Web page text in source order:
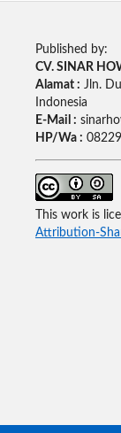
Published by:
CV. SINAR
Alamat : Jln.
Indonesia
E-Mail :
HP/Wa :
This work is
Attribution-